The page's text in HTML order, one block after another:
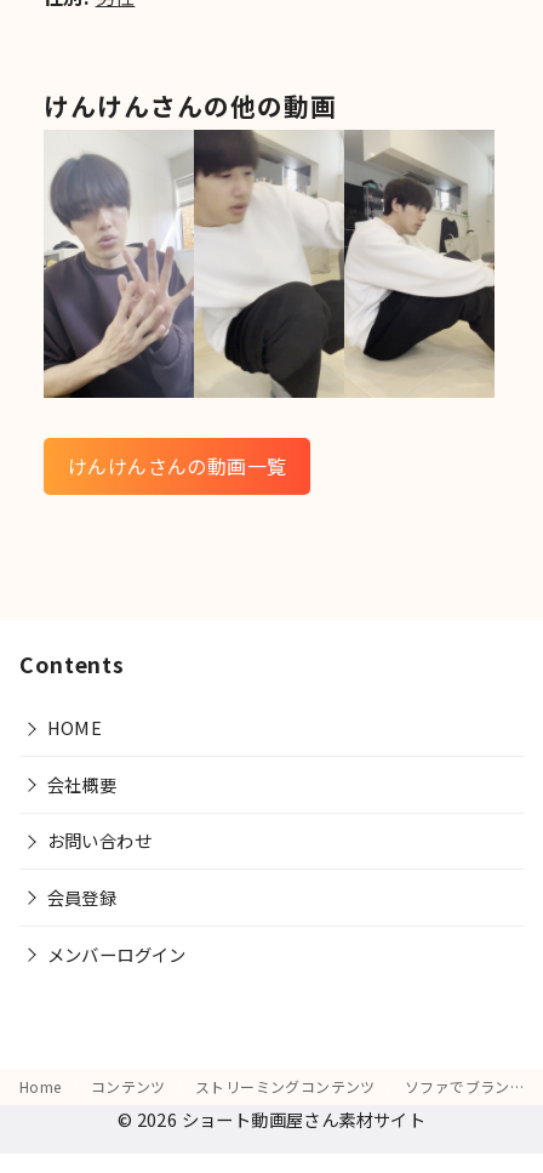
けんけんさんの他の動画
けんけんさんの動画一覧
Contents
HOME
会社概要
お問い合わせ
会員登録
メンバーログイン
Home コンテンツ ストリーミングコンテンツ ソファでブランケットをかけ、「次の休みはこれを一気に観る！」と計画する表情
© 2026 ショート動画屋さん素材サイト